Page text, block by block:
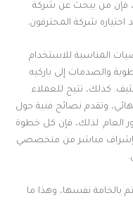
فإن من يبحث عن شركة
شركة المحترفون.
المناسبة للاستخدام
والصدمات إلى باركيه
كذلك، تتيح للعملاء
وتقدم نصائح فنية حول
العام. لذلك، فإن كل خطوة
بإشراف مباشر من متخصصي
بالخامة نفسها، وهذا ما